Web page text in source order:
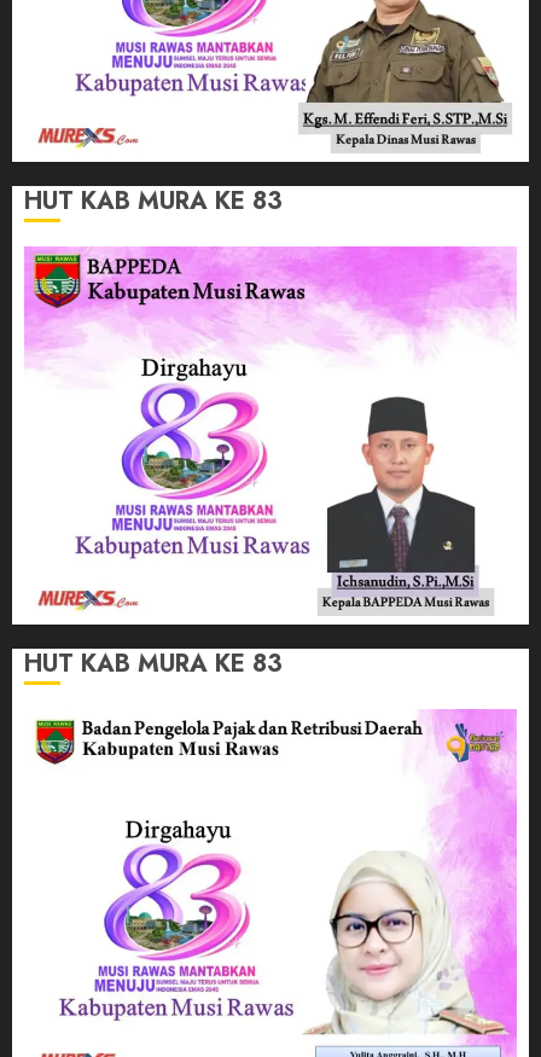
HUT KAB MURA KE 83
HUT KAB MURA KE 83